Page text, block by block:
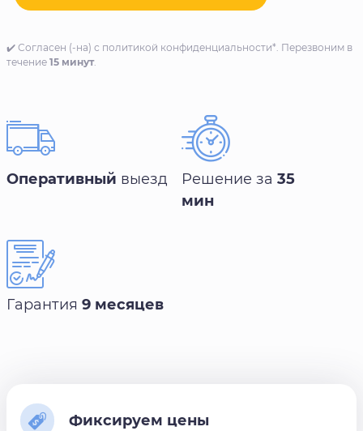
✔️ Согласен (-на) с политикой конфиденциальности*. Перезвоним в
течение 15 минут.
Оперативный выезд Решение за 35
мин
Гарантия 9 месяцев
Фиксируем цены